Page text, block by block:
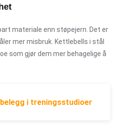
materiale enn støpejern. Det er
mer misbruk. Kettlebells i stål
som gjør dem mer behagelige å
i treningsstudioer